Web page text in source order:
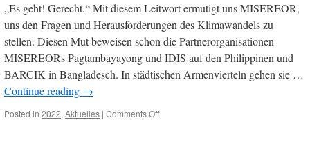
„Es geht! Gerecht.“ Mit diesem Leitwort ermutigt uns MISEREOR,
uns den Fragen und Herausforderungen des Klimawandels zu
stellen. Diesen Mut beweisen schon die Partnerorganisationen
MISEREORs Pagtambayayong und IDIS auf den Philippinen und
BARCIK in Bangladesch. In städtischen Armenvierteln gehen sie …
Continue reading →
Posted in 2022, Aktuelles | Comments Offon